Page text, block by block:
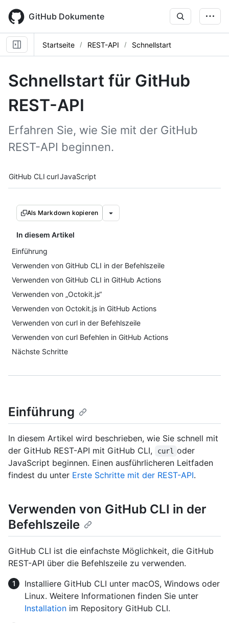
main
content
GitHub Dokumente
Startseite REST-API Schnellstart
Schnellstart für GitHub
REST-API
Erfahren Sie, wie Sie mit der GitHub
REST-API beginnen.
Tool navigation
GitHub CLI curlJavaScript
Als Markdown kopieren
In diesem Artikel
Einführung
Verwenden von GitHub CLI in der Befehlszeile
Verwenden von GitHub CLI in GitHub Actions
Verwenden von „Octokit.js“
Verwenden von Octokit.js in GitHub Actions
Verwenden von curl in der Befehlszeile
Verwenden von curl Befehlen in GitHub Actions
Nächste Schritte
Einführung
In diesem Artikel wird beschrieben, wie Sie schnell mit
der GitHub REST-API mit GitHub CLI,
curl oder
JavaScript beginnen. Einen ausführlicheren Leitfaden
findest du unter Erste Schritte mit der REST-API.
Verwenden von GitHub CLI in der
Befehlszeile
GitHub CLI ist die einfachste Möglichkeit, die GitHub
REST-API über die Befehlszeile zu verwenden.
Installiere GitHub CLI unter macOS, Windows oder
Linux. Weitere Informationen finden Sie unter
Installation im Repository GitHub CLI.